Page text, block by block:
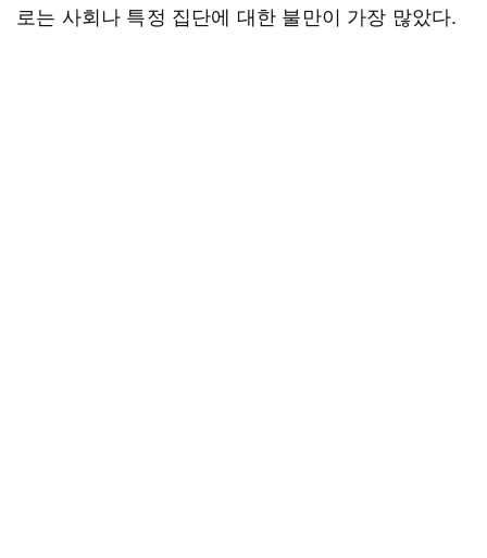
로는 사회나 특정 집단에 대한 불만이 가장 많았다.